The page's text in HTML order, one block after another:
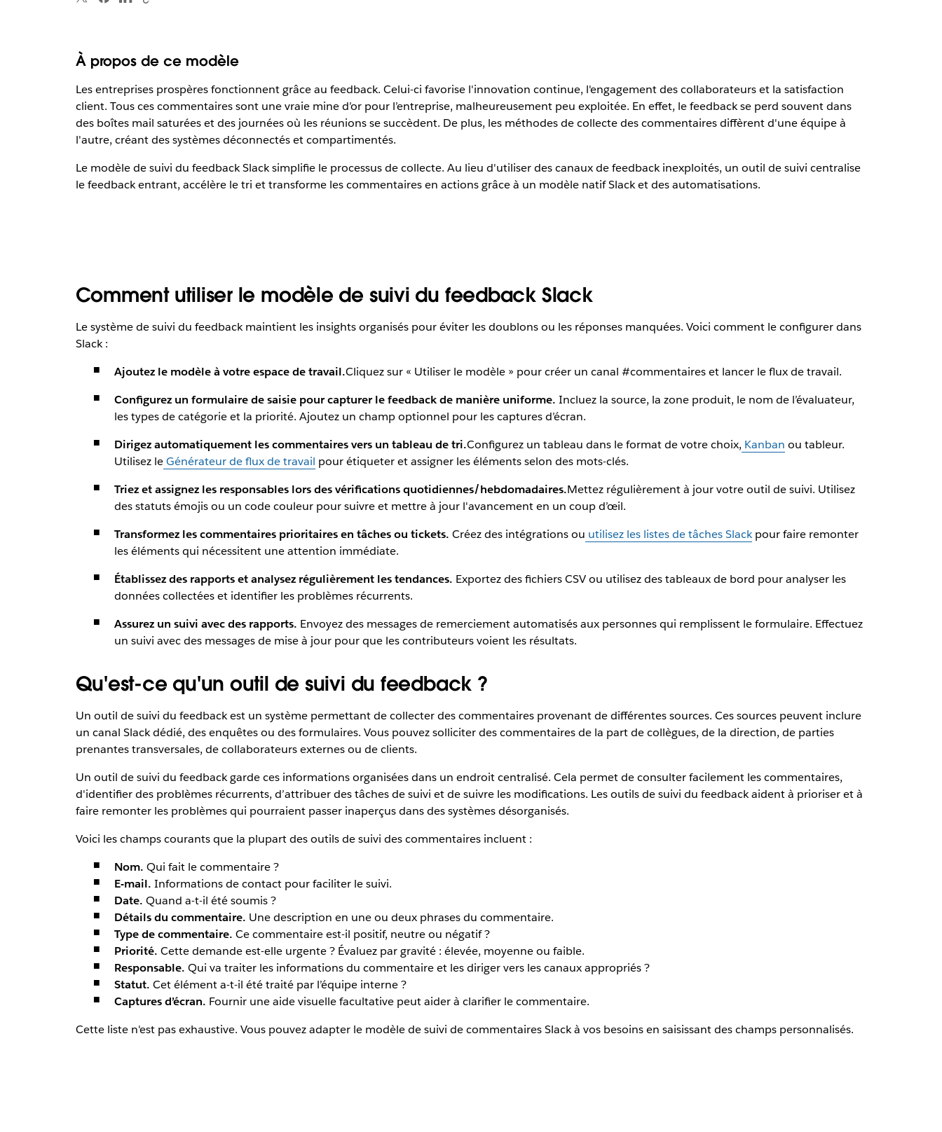
À propos de ce modèle
Les entreprises prospères fonctionnent grâce au feedback. Celui-ci favorise l'innovation continue, l'engagement des collaborateurs et la satisfaction
client. Tous ces commentaires sont une vraie mine d’or pour l’entreprise, malheureusement peu exploitée. En effet, le feedback se perd souvent dans
des boîtes mail saturées et des journées où les réunions se succèdent. De plus, les méthodes de collecte des commentaires diffèrent d'une équipe à
l'autre, créant des systèmes déconnectés et compartimentés.
Le modèle de suivi du feedback Slack simplifie le processus de collecte. Au lieu d'utiliser des canaux de feedback inexploités, un outil de suivi centralise
le feedback entrant, accélère le tri et transforme les commentaires en actions grâce à un modèle natif Slack et des automatisations.
Comment utiliser le modèle de suivi du feedback Slack
Le système de suivi du feedback maintient les insights organisés pour éviter les doublons ou les réponses manquées. Voici comment le configurer dans
Slack :
Ajoutez le modèle à votre espace de travail.Cliquez sur « Utiliser le modèle » pour créer un canal #commentaires et lancer le flux de travail.
Configurez un formulaire de saisie pour capturer le feedback de manière uniforme. Incluez la source, la zone produit, le nom de l’évaluateur,
les types de catégorie et la priorité. Ajoutez un champ optionnel pour les captures d’écran.
Dirigez automatiquement les commentaires vers un tableau de tri.Configurez un tableau dans le format de votre choix, Kanban ou tableur.
Utilisez leGénérateur de flux de travail pour étiqueter et assigner les éléments selon des mots-clés.
Triez et assignez les responsables lors des vérifications quotidiennes/hebdomadaires.Mettez régulièrement à jour votre outil de suivi. Utilisez
des statuts émojis ou un code couleur pour suivre et mettre à jour l'avancement en un coup d’œil.
Transformez les commentaires prioritaires en tâches ou tickets. Créez des intégrations ou utilisez les listes de tâches Slackpour faire remonter
les éléments qui nécessitent une attention immédiate.
Établissez des rapports et analysez régulièrement les tendances. Exportez des fichiers CSV ou utilisez des tableaux de bord pour analyser les
données collectées et identifier les problèmes récurrents.
Assurez un suivi avec des rapports. Envoyez des messages de remerciement automatisés aux personnes qui remplissent le formulaire. Effectuez
un suivi avec des messages de mise à jour pour que les contributeurs voient les résultats.
Qu'est-ce qu'un outil de suivi du feedback ?
Un outil de suivi du feedback est un système permettant de collecter des commentaires provenant de différentes sources. Ces sources peuvent inclure
un canal Slack dédié, des enquêtes ou des formulaires. Vous pouvez solliciter des commentaires de la part de collègues, de la direction, de parties
prenantes transversales, de collaborateurs externes ou de clients.
Un outil de suivi du feedback garde ces informations organisées dans un endroit centralisé. Cela permet de consulter facilement les commentaires,
d'identifier des problèmes récurrents, d’attribuer des tâches de suivi et de suivre les modifications. Les outils de suivi du feedback aident à prioriser et à
faire remonter les problèmes qui pourraient passer inaperçus dans des systèmes désorganisés.
Voici les champs courants que la plupart des outils de suivi des commentaires incluent :
Nom. Qui fait le commentaire ?
E-mail. Informations de contact pour faciliter le suivi.
Date. Quand a-t-il été soumis ?
Détails du commentaire. Une description en une ou deux phrases du commentaire.
Type de commentaire. Ce commentaire est-il positif, neutre ou négatif ?
Priorité. Cette demande est-elle urgente ? Évaluez par gravité : élevée, moyenne ou faible.
Responsable. Qui va traiter les informations du commentaire et les diriger vers les canaux appropriés ?
Statut. Cet élément a-t-il été traité par l’équipe interne ?
Captures d’écran. Fournir une aide visuelle facultative peut aider à clarifier le commentaire.
Cette liste n'est pas exhaustive. Vous pouvez adapter le modèle de suivi de commentaires Slack à vos besoins en saisissant des champs personnalisés.